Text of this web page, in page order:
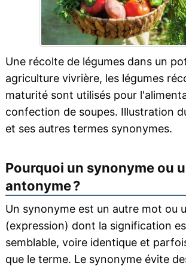
Une récolte de légumes dans un
agriculture vivrière, les légumes
maturité sont utilisés pour
confection de soupes. Illustration
et ses autres termes synonymes.
Pourquoi un synonyme ou
antonyme ?
Un synonyme est un autre mot ou
(expression) dont la signification
semblable, voire identique et
que le terme. Le synonyme évite